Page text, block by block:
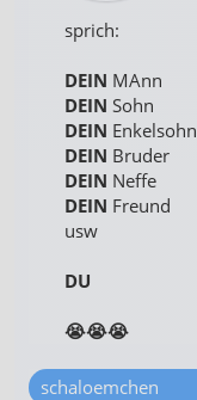
sprich:
DEIN MAnn
DEIN Sohn
DEIN Enkelsohn
DEIN Bruder
DEIN Neffe
DEIN Freund
usw
DU
😭😭😭
schaloemchen